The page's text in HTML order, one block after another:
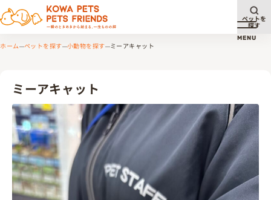
メニ
MENU
ペットを
探す
ホーム ペットを探す 小動物を探す ミーアキャット
ミーアキャット